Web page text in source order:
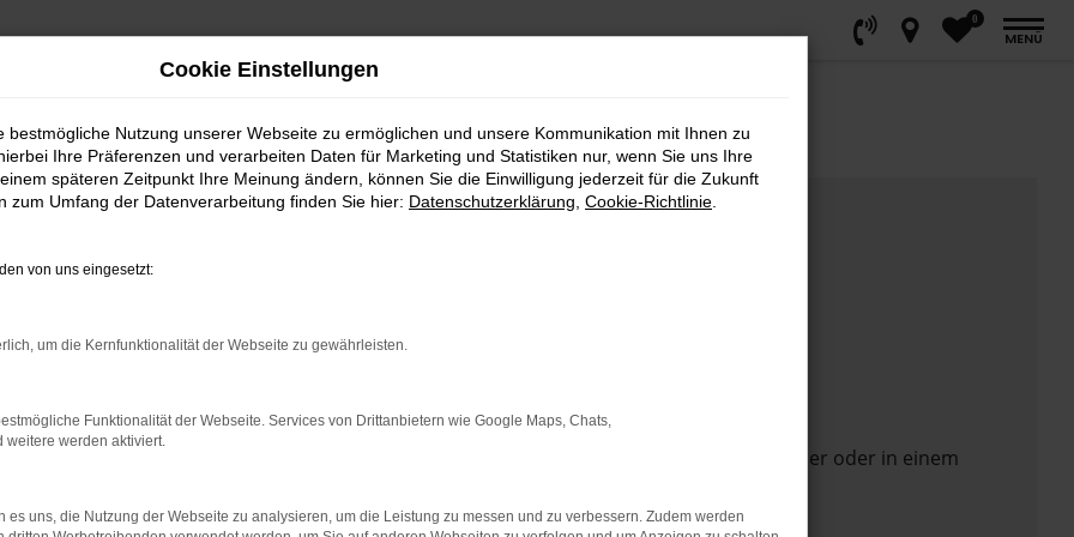
0
MENÜ
das Laden bestimmter Seiten verhindern. Funktioniert die Seite in einem anderen Browser oder in einem
Cookie Einstellungen
bestmögliche Nutzung unserer Webseite zu ermöglichen und unsere Kommunikation mit Ihnen zu
Ihre Präferenzen und verarbeiten Daten für Marketing und Statistiken nur, wenn Sie uns Ihre
späteren Zeitpunkt Ihre Meinung ändern, können Sie die Einwilligung jederzeit für die Zukunft
zum Umfang der Datenverarbeitung finden Sie hier: Datenschutzerklärung Cookie-Richtlinie
von uns eingesetzt:
um die Kernfunktionalität der Webseite zu gewährleisten.
Funktionalität der Webseite. Services von Drittanbietern wie Google Maps, Chats,
weitere werden aktiviert.
es uns, die Nutzung der Webseite zu analysieren, um die Leistung zu messen und zu verbessern. Zudem werden